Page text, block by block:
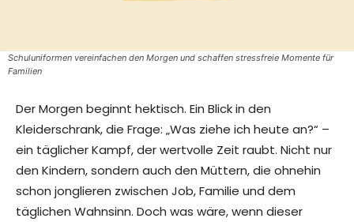
Schuluniformen vereinfachen den Morgen und schaffen stressfreie Momente für
Familien
Der Morgen beginnt hektisch. Ein Blick in den
Kleiderschrank, die Frage: „Was ziehe ich heute an?“ –
ein täglicher Kampf, der wertvolle Zeit raubt. Nicht nur
den Kindern, sondern auch den Müttern, die ohnehin
schon jonglieren zwischen Job, Familie und dem
täglichen Wahnsinn. Doch was wäre, wenn dieser